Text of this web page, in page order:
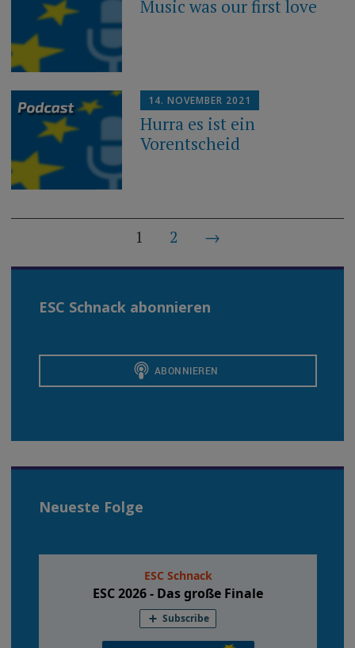
Music was our first love
14. NOVEMBER 2021
Hurra es ist ein
Vorentscheid
Navigation
1 2 →
ESC Schnack abonnieren
Neueste Folge